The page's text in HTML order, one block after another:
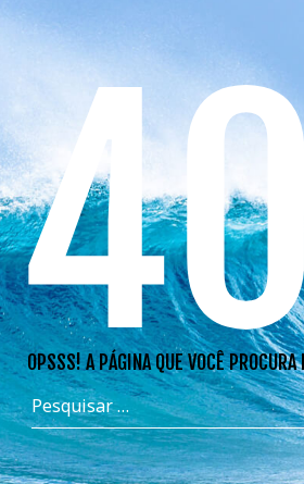
OPSSS! A PÁGINA QUE VOCÊ PROCURA